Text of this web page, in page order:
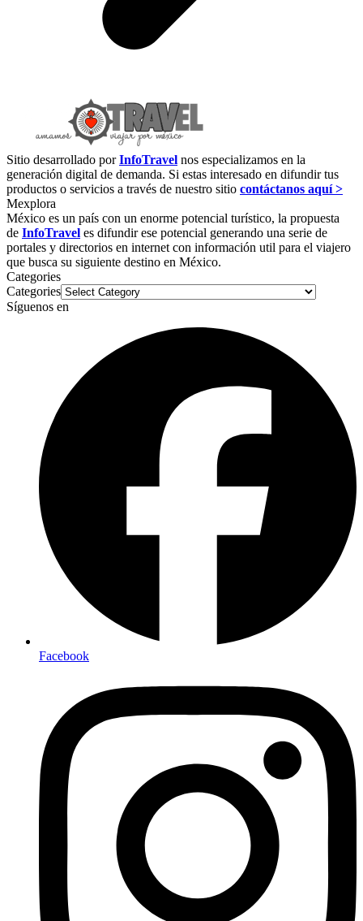
Sitio desarrollado porInfoTravel nos especializamos en la
generación digital de demanda. Si estas interesado en difundir tus
productos o servicios a través de nuestro sitio contáctanos aquí >
Mexplora
México es un país con un enorme potencial turístico, la propuesta
de InfoTravel es difundir ese potencial generando una serie de
portales y directorios en internet con información util para el viajero
que busca su siguiente destino en México.
Categories
Categories
Síguenos en
Facebook